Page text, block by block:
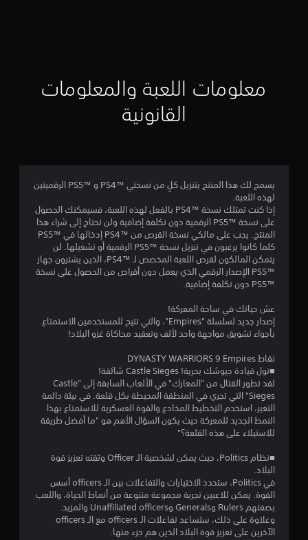
ي
7
1
ن
ج
م
5
ن
و
م
م
معلومات اللعبة والمعلومات
القانونية
يسمح لك هذا المنتج بتنزيل كلٍ من نسختي PS4™‎ و PS5™‎ الرقميتين
لهذه اللعبة.
إذا كنت تمتلك نسخة PS4™‎ بالفعل لهذه اللعبة، فسيمكنك الحصول
على نسخة PS5™‎ الرقمية دون تكلفة إضافية ولن تحتاج إلى شراء هذا
المنتج. يجب على مالكي نسخة القرص من PS4™‎ إدخالها في PS5™‎
كلما كانوا يرغبون في تنزيل نسخة PS5™‎ الرقمية أو تشغيلها. لن
يتمكن المالكون لقرص اللعبة المخصص لـ PS4™‎، الذين يشترون جهاز
PS5™‎ الإصدار الرقمي الذي يعمل دون أقراص من الحصول على نسخة
PS5™‎ دون تكلفة إضافية.
عش حياتك في ساحة المعركة!
إصدار جديد لسلسلة "Empires"، والتي تتيح للمستخدمين الاستمتاع
بأجواء تشويق مواجهة واحد لألف وتعقيد محاكاة غزو البلاد!
نقاط DYNASTY WARRIORS 9 Empires
■تول قيادة جيوشك بحرية! Castle Sieges شائقة!
لقد تطور القتال من "المعارك" في الألعاب السابقة إلى "Castle
Sieges" التي تجري في المنطقة المحيطة بكل قلعة. في بيئة دائمة
التغير، استخدم التخطيط المخادع والقوة العسكرية للاستمتاع بهذا
النمط الجديد للمعركة حيث يكون السؤال الأهم هو "ما أفضل طريقة
للاستيلاء على هذه القلعة؟"
■نظام Politics، حيث يمكن لشخصية الـ Officer وثقته تعزيز قوة
البلاد.
في Politics، ستحدد الاختيارات والتفاعلات بين الـ officers أسس
القوة. يمكن للاعبين تجربة مجموعة متنوعة من أنماط الحياة، واللعب
بصفتهم Rulers وGenerals وUnaffiliated officers والمزيد.
وعلاوة على ذلك، ستساعد تفاعلات الـ officers مع الـ officers
الآخرين على تعزيز قوة البلاد الذين هم جزء منها.